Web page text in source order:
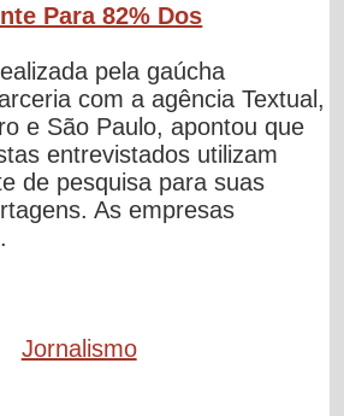
Para 82% Dos
pela gaúcha
com a agência Textual,
e São Paulo, apontou que
entrevistados utilizam
de pesquisa para suas
As empresas
Jornalismo